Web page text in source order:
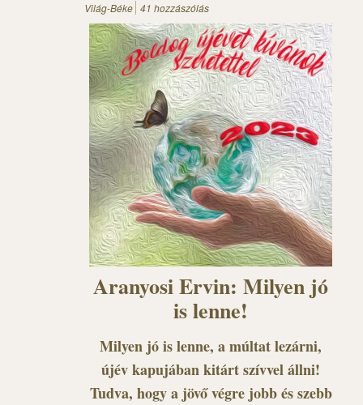
Világ-Béke 41 hozzászólás
Aranyosi Ervin: Milyen jó
is lenne!
Milyen jó is lenne, a múltat lezárni,
újév kapujában kitárt szívvel állni!
Tudva, hogy a jövő végre jobb és szebb